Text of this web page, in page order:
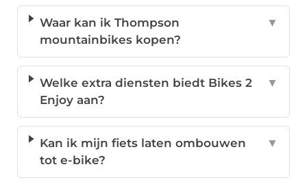
Waar kan ik Thompson
mountainbikes kopen?
▼
Welke extra diensten biedt Bikes 2
Enjoy aan?
▼
Kan ik mijn fiets laten ombouwen
tot e-bike?
▼